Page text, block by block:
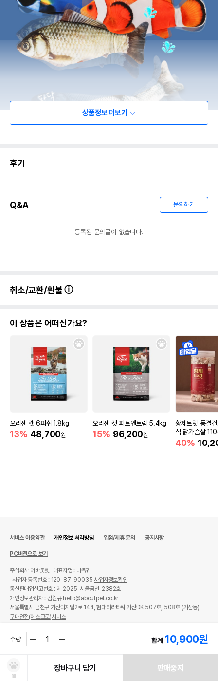
상품정보 더보기
후기
Q&A 문의하기
등록된 문의글이 없습니다.
취소/교환/환불
이 상품은 어떠신가요?
오리젠 캣 6피쉬 1.8kg
13% 48,700원
오리젠 캣 피트앤트림 5.4kg
15% 96,200원
황제트릿 동결
식 닭가슴살
40%
수량 합계 10,900원
찜
장바구니 담기 판매중지
서비스 이용약관 개인정보 처리방침 입점/제휴 문의 공지사항
PC버전으로 보기
주식회사 어바웃펫
대표자명 : 나옥귀
사업자 등록번호 : 120-87-90035사업자정보확인
통신판매업신고번호 : 제 2025-서울금천-2382호
개인정보관리자 : 김원규 hello@aboutpet.co.kr
서울특별시 금천구 가산디지털2로 144, 현대테라타워 가산DK 507호, 508호 (가산동)
구매안전(에스크로)서비스